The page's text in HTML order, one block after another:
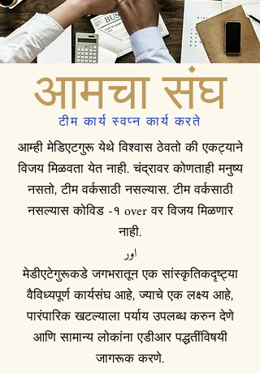
आमचा संघ
टीम कार्य स्वप्न कार्य करते
आम्ही मेडिएटगुरू येथे विश्वास ठेवतो की एकट्याने
विजय मिळवता येत नाही. चंद्रावर कोणताही मनुष्य
नसतो, टीम वर्कसाठी नसल्यास. टीम वर्कसाठी
नसल्यास कोविड -१ over वर विजय मिळणार
नाही.
اور
मेडीएटेगुरूकडे जगभरातून एक सांस्कृतिकदृष्ट्या
वैविध्यपूर्ण कार्यसंघ आहे, ज्याचे एक लक्ष्य आहे,
पारंपारिक खटल्याला पर्याय उपलब्ध करुन देणे
आणि सामान्य लोकांना एडीआर पद्धतींविषयी
जागरूक करणे.